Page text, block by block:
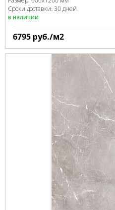
Сроки доставки: 30 дней
в наличии
6795 руб./м2